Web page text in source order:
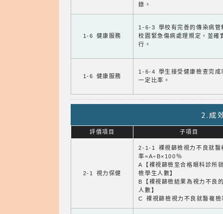
錄。
1-6 健康服務
1-6-3 學校有完善的傳染病管
校園緊急傷病處理規定，並確
行。
1-6 健康服務
1-6-4 學生接受健康檢查完成
一定比率。
2.成
評價項目 子項目
2-1 視力保健
2-1-1 裸視篩檢視力不良就醫
率=A÷B×100％
A【裸視篩檢至合格眼科診所
檢學生人數】
B【裸視篩檢結果為視力不良
人數】
C 裸視篩檢視力不良就醫複檢